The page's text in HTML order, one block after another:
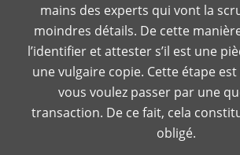
mains des experts qui vont la
moindres détails. De cette
l’identifier et attester s’il est une
une vulgaire copie. Cette étape
vous voulez passer par une
transaction. De ce fait, cela
obligé.